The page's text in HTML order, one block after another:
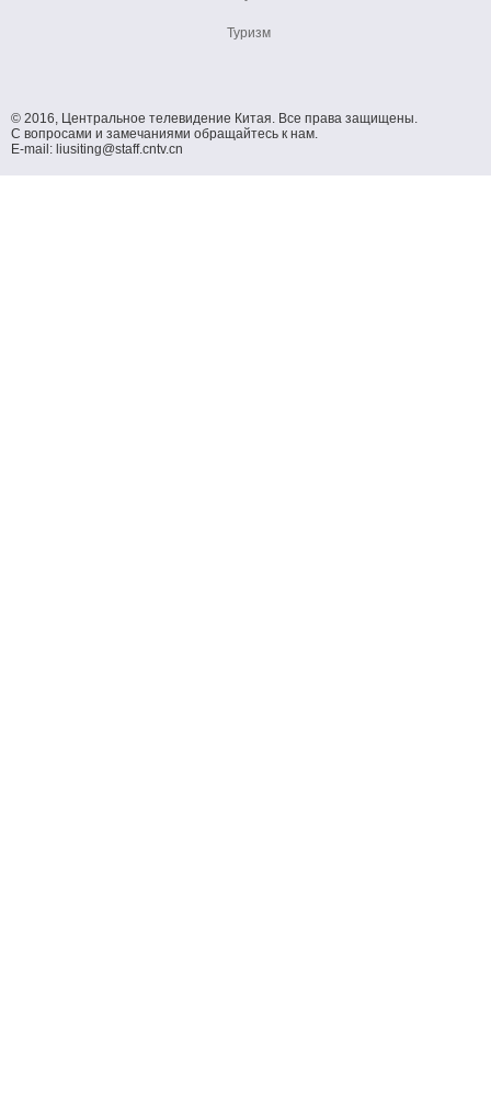
Туризм
© 2016, Центральное телевидение Китая. Все права защищены.
С вопросами и замечаниями обращайтесь к нам.
E-mail: liusiting@staff.cntv.cn